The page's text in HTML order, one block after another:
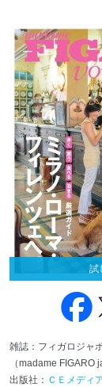
試
雑誌：フィガロジャ
（madame FIGARO
出版社： ＣＥメディ